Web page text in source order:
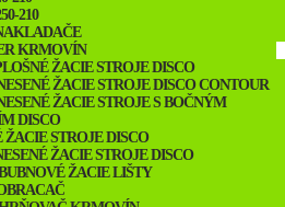
210
KRMOVÍN
ŽACIE STROJE DISCO
ŽACIE STROJE DISCO CONTOUR
ŽACIE STROJE S BOČNÝM
DISCO
STROJE DISCO
ŽACIE STROJE DISCO
ŽACIE LIŠTY